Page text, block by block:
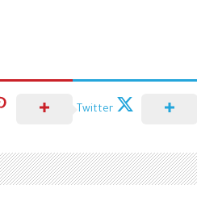
Twitter